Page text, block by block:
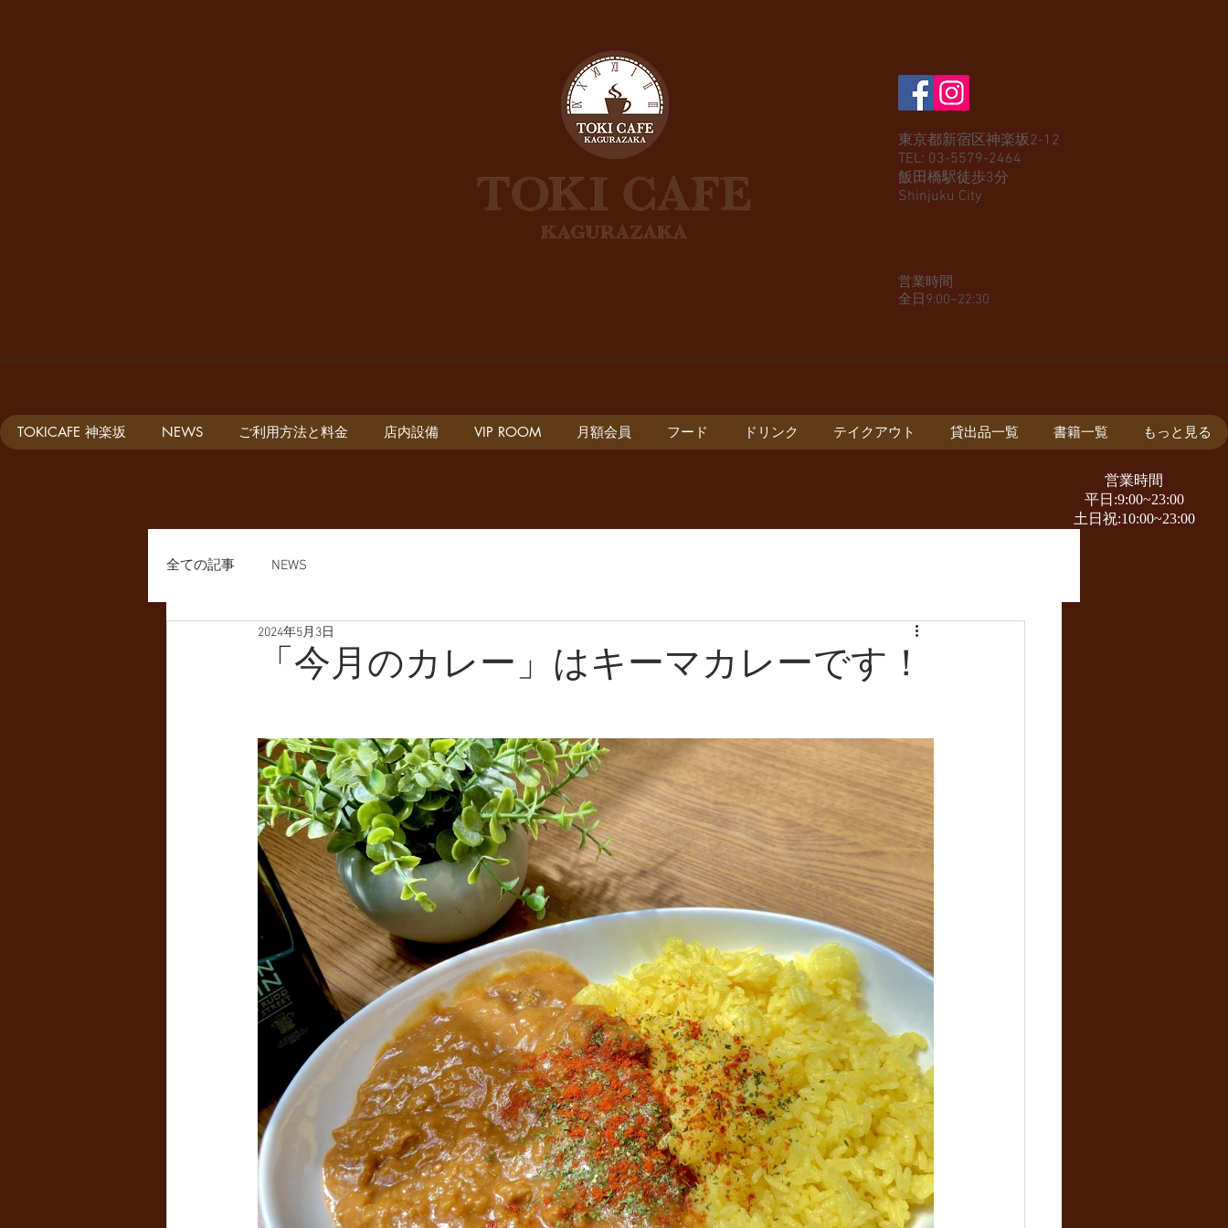
東京都新宿区神楽坂2-12
​TEL: 03-5579-2464
​飯田橋駅徒歩3分
Shinjuku City
営業時間
全日9:00~22:30​
TOKICAFE 神楽坂 NEWS ご利用方法と料金 店内設備 VIP ROOM 月額会員 フード ドリンク テイクアウト 貸出品一覧 書籍一覧 もっと見る
​営業時間
平日:9:00~23:00
​土日祝:10:00~23:00
全ての記事 NEWS
「今月のカレー」はキーマカレーです！
2024年5月3日